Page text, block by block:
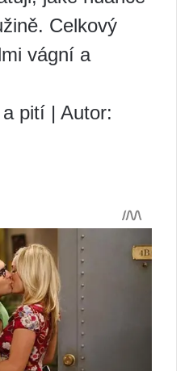
Celkový
vágní a
pití | Autor: